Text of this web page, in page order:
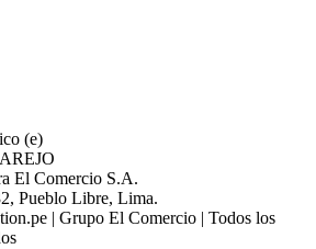
(e)
El Comercio S.A.
Pueblo Libre, Lima.
| Grupo El Comercio | Todos los